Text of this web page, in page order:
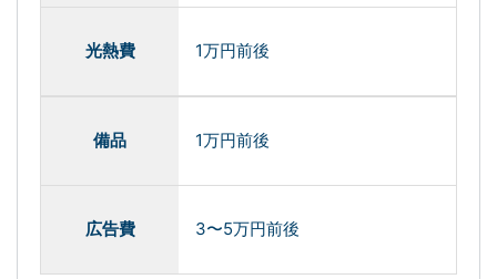
光熱費 1万円前後
備品 1万円前後
広告費 3〜5万円前後